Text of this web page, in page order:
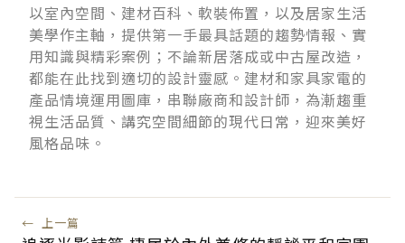
以室內空間、建材百科、軟裝佈置，以及居家生活
美學作主軸，提供第一手最具話題的趨勢情報、實
用知識與精彩案例；不論新居落成或中古屋改造，
都能在此找到適切的設計靈感。建材和家具家電的
產品情境運用圖庫，串聯廠商和設計師，為漸趨重
視生活品質、講究空間細節的現代日常，迎來美好
風格品味。
← 上一篇